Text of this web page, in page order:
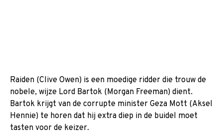
Raiden (Clive Owen) is een moedige ridder die trouw de
nobele, wijze Lord Bartok (Morgan Freeman) dient.
Bartok krijgt van de corrupte minister Geza Mott (Aksel
Hennie) te horen dat hij extra diep in de buidel moet
tasten voor de keizer.